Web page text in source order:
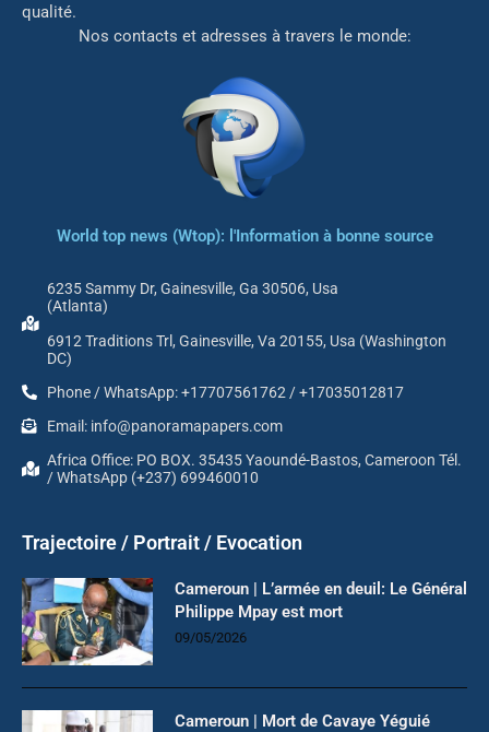
qualité.
Nos contacts et adresses à travers le monde:
World top news (Wtop): l'Information à bonne source
6235 Sammy Dr, Gainesville, Ga 30506, Usa
(Atlanta)
6912 Traditions Trl, Gainesville, Va 20155, Usa (Washington
DC)
Phone / WhatsApp: +17707561762 / +17035012817
Email: info@panoramapapers.com
Africa Office: PO BOX. 35435 Yaoundé-Bastos, Cameroon Tél.
/ WhatsApp (+237) 699460010
Trajectoire / Portrait / Evocation
Cameroun | L’armée en deuil: Le Général
Philippe Mpay est mort
09/05/2026
Cameroun | Mort de Cavaye Yéguié